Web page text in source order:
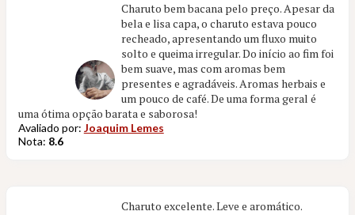
Charuto bem bacana pelo preço. Apesar da
bela e lisa capa, o charuto estava pouco
recheado, apresentando um fluxo muito
solto e queima irregular. Do início ao fim foi
bem suave, mas com aromas bem
presentes e agradáveis. Aromas herbais e
um pouco de café. De uma forma geral é
uma ótima opção barata e saborosa!
Avaliado por: Joaquim Lemes
Nota: 8.6
Charuto excelente. Leve e aromático.